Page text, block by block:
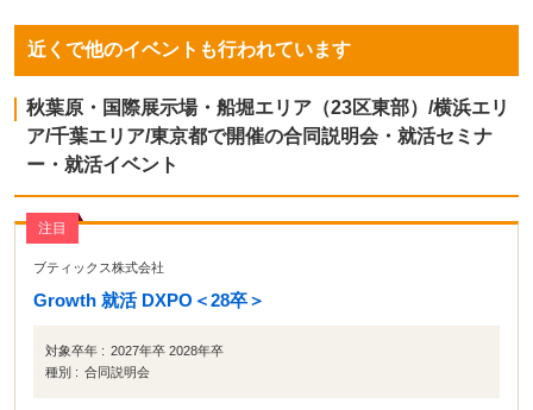
近くで他のイベントも行われています
秋葉原・国際展示場・船堀エリア（23区東部）/横浜エリ
ア/千葉エリア/東京都で開催の合同説明会・就活セミナ
ー・就活イベント
注目
ブティックス株式会社
Growth 就活 DXPO＜28卒＞
対象卒年 : 2027年卒 2028年卒
種別 : 合同説明会